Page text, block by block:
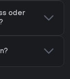
oder